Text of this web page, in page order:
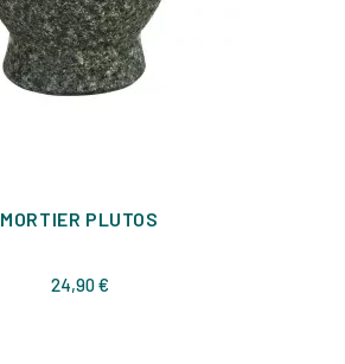
MORTIER PLUTOS
24,90 €Prix